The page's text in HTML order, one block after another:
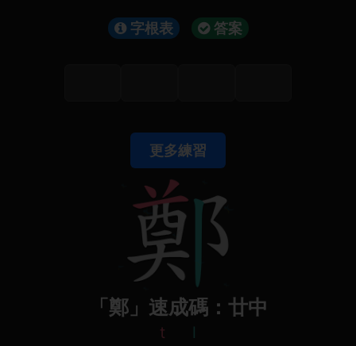
字根表 答案
更多練習
「鄭」速成碼：廿中
t l